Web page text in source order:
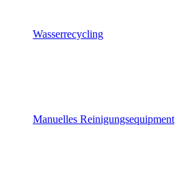
Wasserrecycling
Manuelles Reinigungsequipment